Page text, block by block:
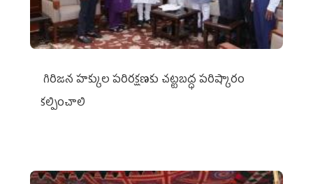
గిరిజన హక్కుల పరిరక్షణకు చట్టబద్ధ పరిష్కారం
కల్పించాలి